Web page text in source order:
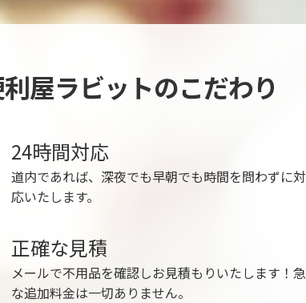
屋ラビットのこだわり
24時間対応
道内であれば、深夜でも早朝でも時間を問わずに対
応いたします。
正確な見積
メールで不用品を確認しお見積もりいたします！急
な追加料金は一切ありません。